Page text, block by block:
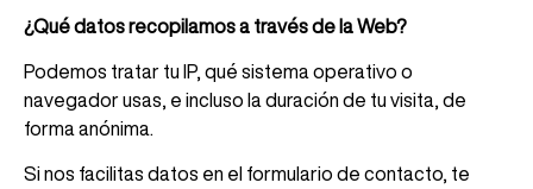
¿Qué datos recopilamos a través de la Web?
Podemos tratar tu IP, qué sistema operativo o
navegador usas, e incluso la duración de tu visita, de
forma anónima.
Si nos facilitas datos en el formulario de contacto, te